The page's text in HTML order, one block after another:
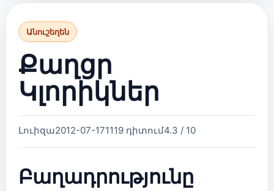
Անուշեղեն
Քաղցր
Կլորիկներ
Լուիզա2012-07-171119 դիտում4.3 / 10
Բաղադրությունը